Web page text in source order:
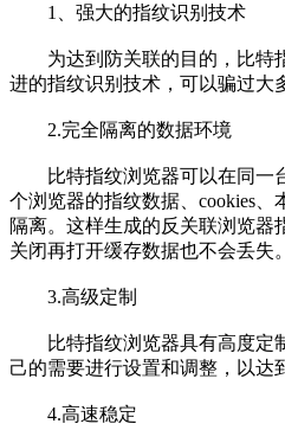
1、强大的指纹识别技术
为达到防关联的目的，比特
进的指纹识别技术，可以骗过大
2.完全隔离的数据环境
比特指纹浏览器可以在同一
个浏览器的指纹数据、cookies
隔离。这样生成的反关联浏览器
关闭再打开缓存数据也不会丢失。
3.高级定制
比特指纹浏览器具有高度定
己的需要进行设置和调整，以达
4.高速稳定